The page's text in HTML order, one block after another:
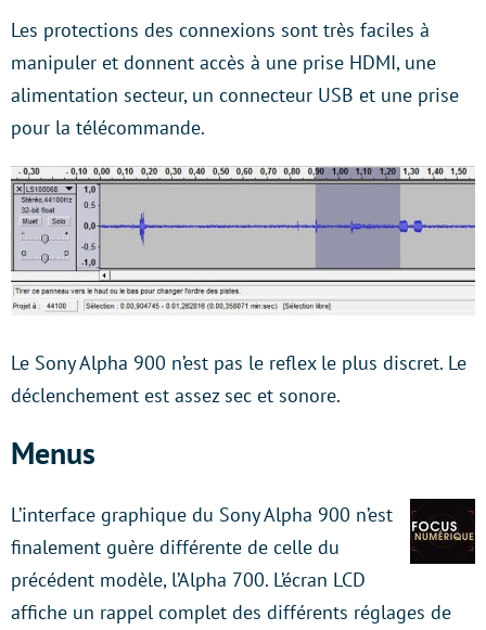
Les protections des connexions sont très faciles à
manipuler et donnent accès à une prise HDMI, une
alimentation secteur, un connecteur USB et une prise
pour la télécommande.
Le Sony Alpha 900 n’est pas le reflex le plus discret. Le
déclenchement est assez sec et sonore.
Menus
L’interface graphique du Sony Alpha 900 n’est
finalement guère différente de celle du
précédent modèle, l’Alpha 700. L’écran LCD
affiche un rappel complet des différents réglages de